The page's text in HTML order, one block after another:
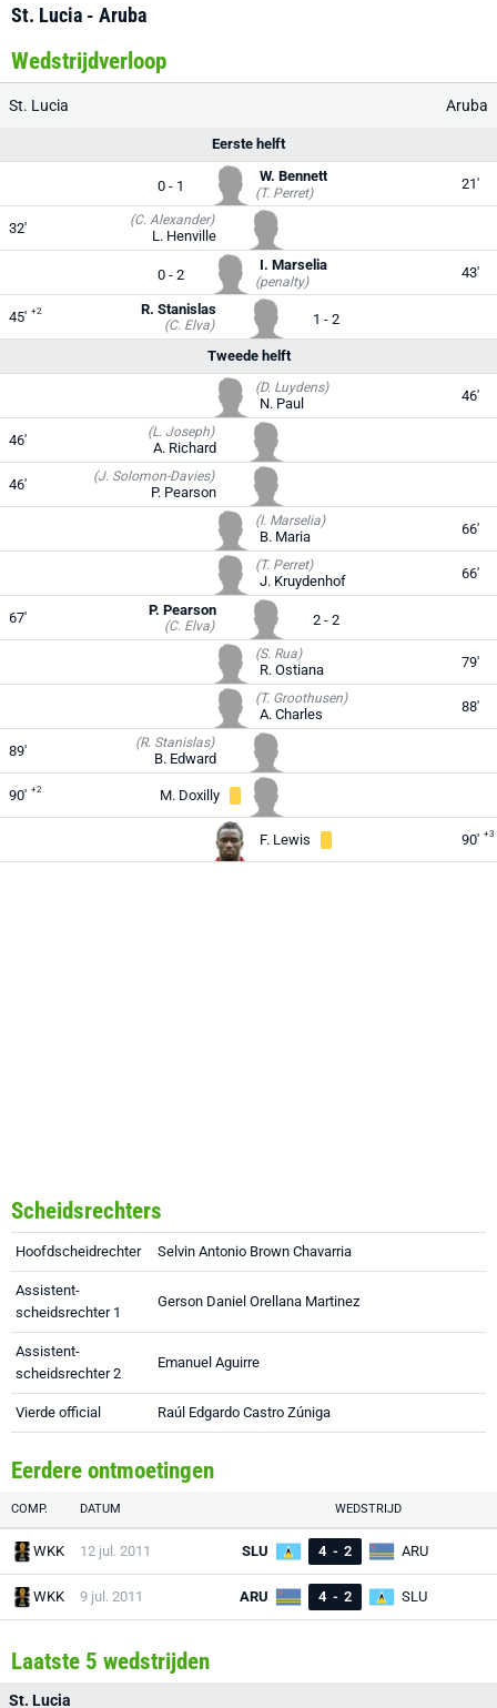
St. Lucia - Aruba
Wedstrijdverloop
St. Lucia Aruba
Eerste helft
0 - 1
W. Bennett
(T. Perret)
21'
32' (C. Alexander)
L. Henville
0 - 2
I. Marselia
(penalty)
43'
45' +2
(C. Elva)
R. Stanislas
1 - 2
Tweede helft
(D. Luydens)
N. Paul 46'
46' (L. Joseph)
A. Richard
46' (J. Solomon-Davies)
P. Pearson
(I. Marselia)
B. Maria 66'
(T. Perret)
J. Kruydenhof 66'
67' (C. Elva)
P. Pearson
2 - 2
(S. Rua)
R. Ostiana 79'
(T. Groothusen)
A. Charles 88'
89' (R. Stanislas)
B. Edward
90' +2 M. Doxilly
F. Lewis 90' +3
Scheidsrechters
Hoofdscheidrechter Selvin Antonio Brown Chavarria
Assistent-
scheidsrechter 1
Gerson Daniel Orellana Martinez
Assistent-
scheidsrechter 2
Emanuel Aguirre
Vierde official Raúl Edgardo Castro Zúniga
Eerdere ontmoetingen
COMP. DATUM WEDSTRIJD
WKK 12 jul. 2011 SLU 4 - 2 ARU
WKK 9 jul. 2011 ARU 4 - 2 SLU
Laatste 5 wedstrijden
St. Lucia